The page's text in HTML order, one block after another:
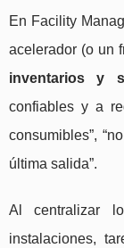
En Facility
acelerador (o un
inventarios y
confiables y a
consumibles”,
última salida”.
Al centralizar
instalaciones,